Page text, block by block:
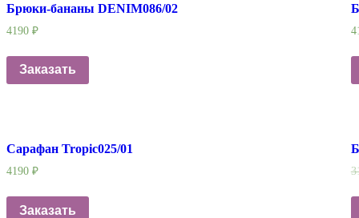
Брюки-бананы DENIM086/02
4190 ₽
Заказать
Сарафан Tropic025/01
4190 ₽
Заказать